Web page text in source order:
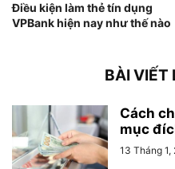
Điều kiện làm thẻ tín dụng
VPBank hiện nay như thế nào
BÀI VIẾT
Cách
mục
13 Tháng 1,